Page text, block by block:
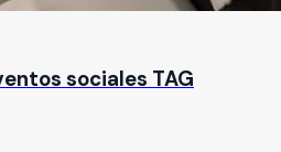
sociales TAG